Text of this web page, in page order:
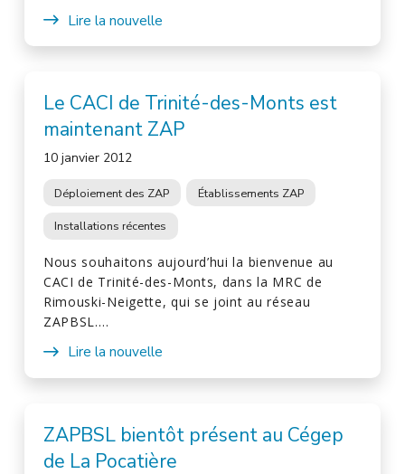
Lire la nouvelle
Le CACI de Trinité-des-Monts est
maintenant ZAP
10 janvier 2012
Déploiement des ZAP Établissements ZAP
Installations récentes
Nous souhaitons aujourd’hui la bienvenue au
CACI de Trinité-des-Monts, dans la MRC de
Rimouski-Neigette, qui se joint au réseau
ZAPBSL.…
Lire la nouvelle
ZAPBSL bientôt présent au Cégep
de La Pocatière